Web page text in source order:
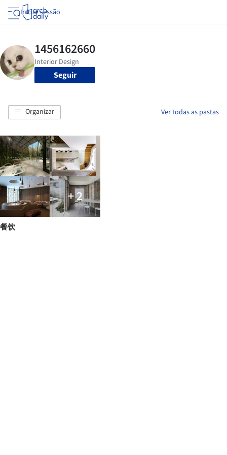
Iniciar sessão
Seguir
Organizar Ver todas as pastas
+ 2
餐饮